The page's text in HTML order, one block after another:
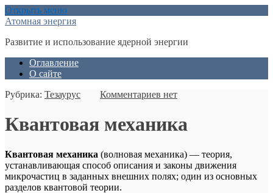
Открыть меню
Атомная энергия
Развитие и использование ядерной энергии
Оглавление
О сайте
Рубрика: Тезаурус Комментариев нет
Квантовая механика
Квантовая механика (волновая механика) — теория,
устанавливающая способ описания и законы движения
микрочастиц в заданных внешних полях; один из основных
разделов квантовой теории.